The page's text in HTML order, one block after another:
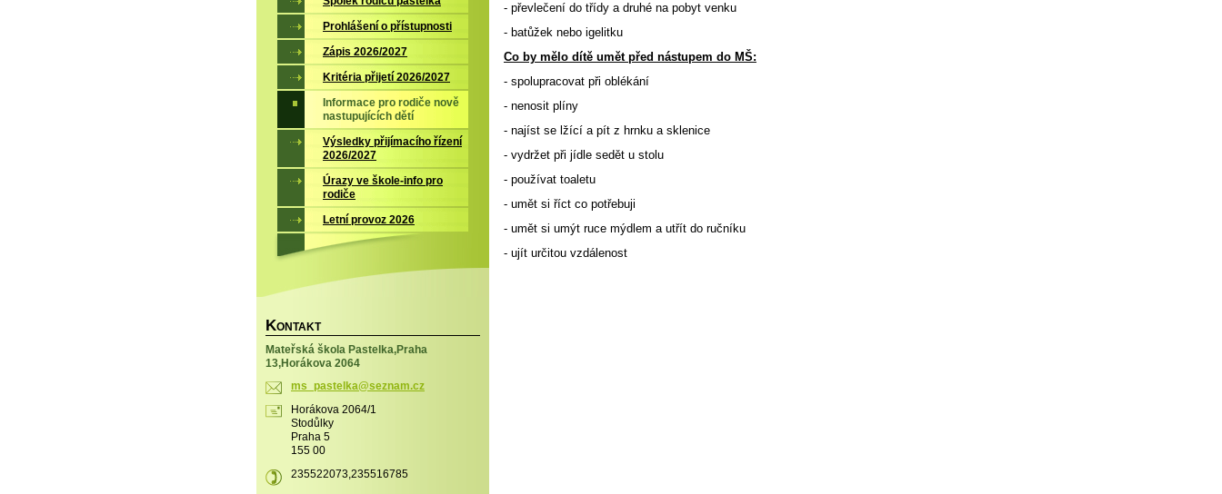
- převlečení do třídy a druhé na pobyt venku
- batůžek nebo igelitku
Co by mělo dítě umět před nástupem do MŠ:
- spolupracovat při oblékání
- nenosit plíny
- najíst se lžící a pít z hrnku a sklenice
- vydržet při jídle sedět u stolu
- používat toaletu
- umět si říct co potřebuji
- umět si umýt ruce mýdlem a utřít do ručníku
- ujít určitou vzdálenost
Prohlášení o přístupnosti
Zápis 2026/2027
Kritéria přijetí 2026/2027
Informace pro rodiče nově
nastupujících dětí
Výsledky přijímacího řízení
2026/2027
Úrazy ve škole-info pro
rodiče
Letní provoz 2026
KONTAKT
Mateřská škola Pastelka,Praha
13,Horákova 2064
ms_paste lka@seznam.cz
Horákova 2064/1
Stodůlky
Praha 5
155 00
235522073,235516785